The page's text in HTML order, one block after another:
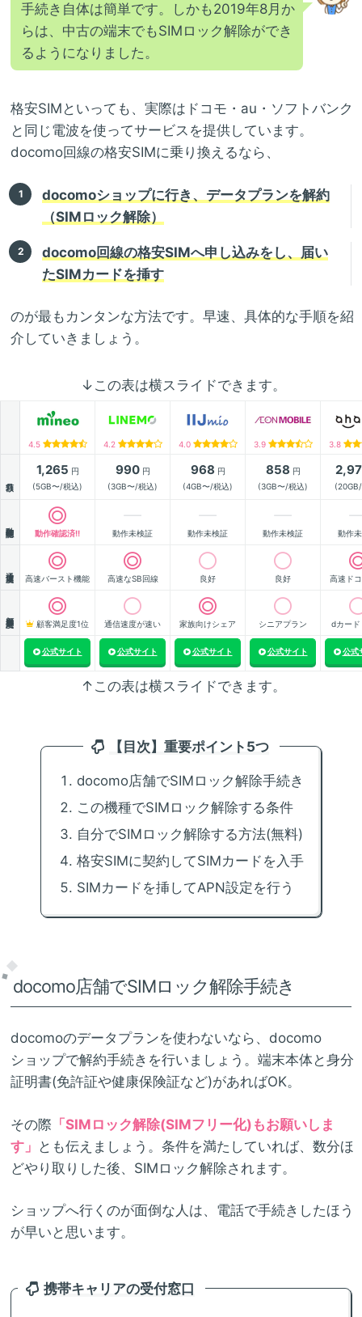
手続き自体は簡単です。しかも2019年8月か
らは、中古の端末でもSIMロック解除ができ
るようになりました。
格安SIMといっても、実際はドコモ・au・ソフトバンク
と同じ電波を使ってサービスを提供しています。
docomo回線の格安SIMに乗り換えるなら、
docomoショップに行き、データプランを解約
（SIMロック解除）
docomo回線の格安SIMへ申し込みをし、届い
たSIMカードを挿す
のが最もカンタンな方法です。早速、具体的な手順を紹
介していきましょう。
↓この表は横スライドできます。
4.5 4.2 4.0 3.9 3.8
1,265 円
(5GB〜/税込)
990円
(3GB〜/税込)
968 円
(4GB〜/税込)
858 円
(3GB〜/税込)
動作確認済!! 動作未検証 動作未検証 動作未検証 動作
高速バースト機能 高速なSB回線 良好 良好 高速ド
顧客満足度1位 通信速度が速い 家族向けシェア シニアプラン dカード
公式サイト 公式サイト 公式サイト 公式サイト 公式
↑この表は横スライドできます。
【目次】重要ポイント5つ
docomo店舗でSIMロック解除手続き
この機種でSIMロック解除する条件
自分でSIMロック解除する方法(無料)
格安SIMに契約してSIMカードを入手
SIMカードを挿してAPN設定を行う
docomo店舗でSIMロック解除手続き
docomoのデータプランを使わないなら、docomo
ショップで解約手続きを行いましょう。端末本体と身分
証明書(免許証や健康保険証など)があればOK。
その際 「SIMロック解除(SIMフリー化)もお願いしま
す」 とも伝えましょう。条件を満たしていれば、数分ほ
どやり取りした後、SIMロック解除されます。
ショップへ行くのが面倒な人は、電話で手続きしたほう
が早いと思います。
携帯キャリアの受付窓口